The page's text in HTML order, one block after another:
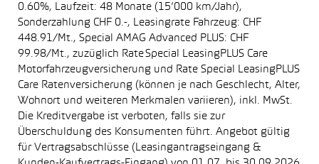
0.60%, Laufzeit: 48 Monate (15’000 km/Jahr),
Sonderzahlung CHF 0.-, Leasingrate Fahrzeug: CHF
448.91/Mt., Special AMAG Advanced PLUS: CHF
99.98/Mt., zuzüglich Rate Special LeasingPLUS Care
Motorfahrzeugversicherung und Rate Special LeasingPLUS
Care Ratenversicherung (können je nach Geschlecht, Alter,
Wohnort und weiteren Merkmalen variieren), inkl. MwSt.
Die Kreditvergabe ist verboten, falls sie zur
Überschuldung des Konsumenten führt. Angebot gültig
für Vertragsabschlüsse (Leasingantragseingang &